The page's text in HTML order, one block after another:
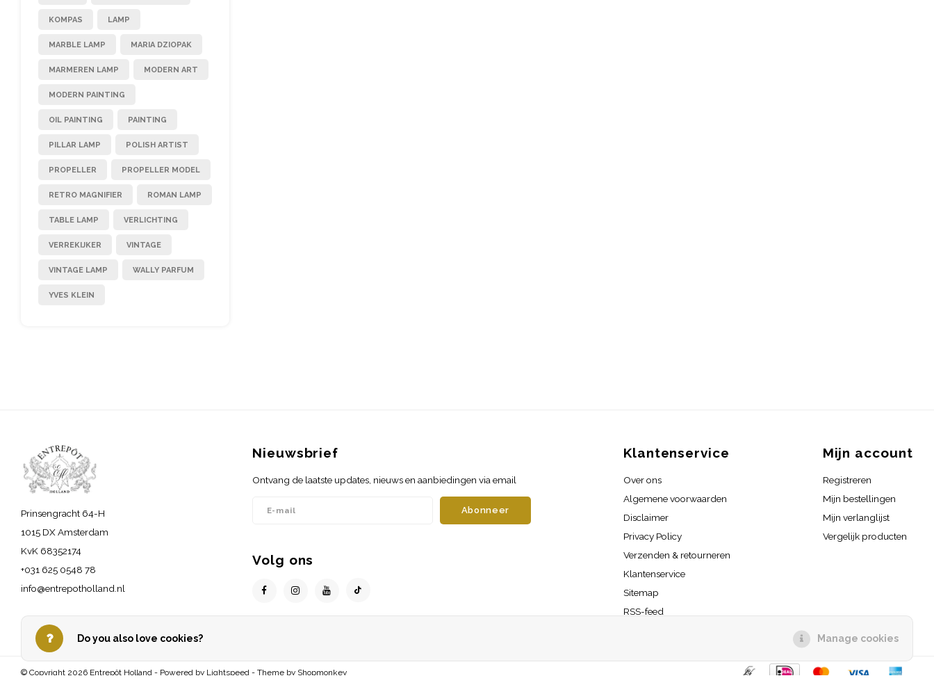
KOMPAS LAMP
MARBLE LAMP MARIA DZIOPAK
MARMEREN LAMP MODERN ART
MODERN PAINTING
OIL PAINTING PAINTING
PILLAR LAMP POLISH ARTIST
PROPELLER PROPELLER MODEL
RETRO MAGNIFIER ROMAN LAMP
TABLE LAMP VERLICHTING
VERREKIJKER VINTAGE
VINTAGE LAMP WALLY PARFUM
YVES KLEIN
Prinsengracht 64-H
1015 DX Amsterdam
KvK 68352174
+031 625 0548 78
info@entrepotholland.nl
Nieuwsbrief
Ontvang de laatste updates, nieuws en aanbiedingen via email
Abonneer
Volg ons
Klantenservice
Over ons
Algemene voorwaarden
Disclaimer
Privacy Policy
Verzenden & retourneren
Klantenservice
Sitemap
RSS-feed
Mijn account
Registreren
Mijn bestellingen
Mijn verlanglijst
Vergelijk producten
© Copyright 2026 Entrepôt Holland - Powered by Lightspeed - Theme by Shopmonkey
Do you also love cookies? Manage cookies